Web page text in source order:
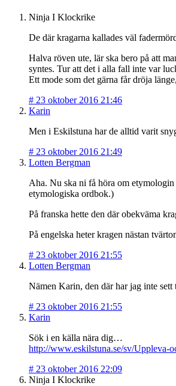
Ninja I Klockrike
De där kragarna kallades väl
Halva röven ute, lär ska bero på att
syntes. Tur att det i alla fall inte var
Ett mode som det gärna får dröja
# 23 oktober 2016 21:46
Karin
Men i Eskilstuna har de alltid varit
# 23 oktober 2016 21:49
Lotten Bergman
Aha. Nu ska ni få höra om
etymologiska ordbok.)
På franska hette den där obekväma
På engelska heter kragen nästan
# 23 oktober 2016 21:55
Lotten Bergman
Nämen Karin, den där har jag inte sett
# 23 oktober 2016 21:55
Karin
Sök i en källa nära dig…
http://www.eskilstuna.se/sv/
# 23 oktober 2016 22:09
Ninja I Klockrike